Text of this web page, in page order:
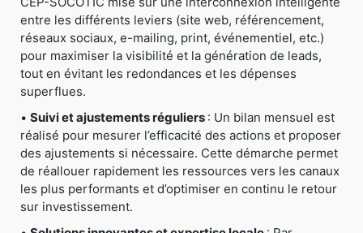
entre les différents leviers (site web, référencement,
réseaux sociaux, e-mailing, print, événementiel, etc.)
pour maximiser la visibilité et la génération de leads,
tout en évitant les redondances et les dépenses
superflues.
• Suivi et ajustements réguliers : Un bilan mensuel est
réalisé pour mesurer l’efficacité des actions et proposer
des ajustements si nécessaire. Cette démarche permet
de réallouer rapidement les ressources vers les canaux
les plus performants et d’optimiser en continu le retour
sur investissement.